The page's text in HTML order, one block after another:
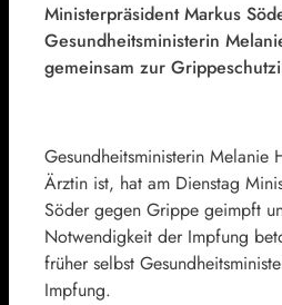
Ministerpräsident Markus
Gesundheitsministerin
gemeinsam zur
Gesundheitsministerin
Ärztin ist, hat am Dienstag
Söder gegen Grippe geimpft
Notwendigkeit der Impfung
früher selbst
Impfung.